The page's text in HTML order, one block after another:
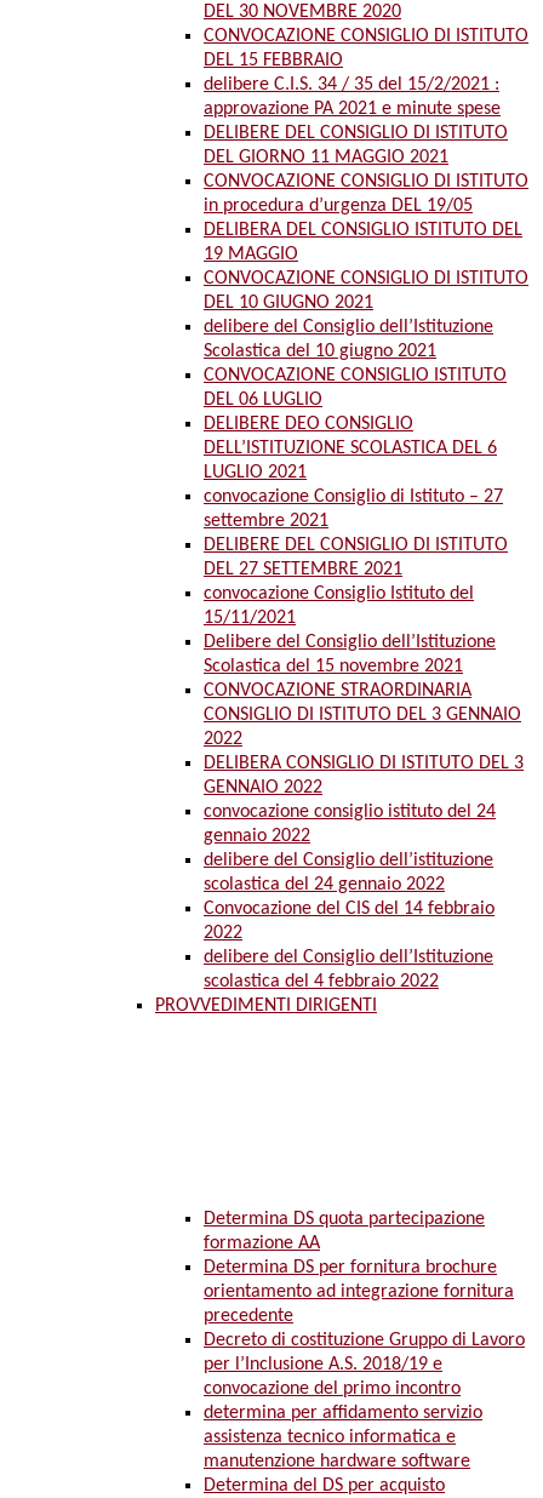
DEL 30 NOVEMBRE 2020
CONVOCAZIONE CONSIGLIO DI ISTITUTO
DEL 15 FEBBRAIO
delibere C.I.S. 34 / 35 del 15/2/2021 :
approvazione PA 2021 e minute spese
DELIBERE DEL CONSIGLIO DI ISTITUTO
DEL GIORNO 11 MAGGIO 2021
CONVOCAZIONE CONSIGLIO DI ISTITUTO
in procedura d’urgenza DEL 19/05
DELIBERA DEL CONSIGLIO ISTITUTO DEL
19 MAGGIO
CONVOCAZIONE CONSIGLIO DI ISTITUTO
DEL 10 GIUGNO 2021
delibere del Consiglio dell’Istituzione
Scolastica del 10 giugno 2021
CONVOCAZIONE CONSIGLIO ISTITUTO
DEL 06 LUGLIO
DELIBERE DEO CONSIGLIO
DELL’ISTITUZIONE SCOLASTICA DEL 6
LUGLIO 2021
convocazione Consiglio di Istituto – 27
settembre 2021
DELIBERE DEL CONSIGLIO DI ISTITUTO
DEL 27 SETTEMBRE 2021
convocazione Consiglio Istituto del
15/11/2021
Delibere del Consiglio dell’Istituzione
Scolastica del 15 novembre 2021
CONVOCAZIONE STRAORDINARIA
CONSIGLIO DI ISTITUTO DEL 3 GENNAIO
2022
DELIBERA CONSIGLIO DI ISTITUTO DEL 3
GENNAIO 2022
convocazione consiglio istituto del 24
gennaio 2022
delibere del Consiglio dell’istituzione
scolastica del 24 gennaio 2022
Convocazione del CIS del 14 febbraio
2022
delibere del Consiglio dell’Istituzione
scolastica del 4 febbraio 2022
PROVVEDIMENTI DIRIGENTI
Determina DS quota partecipazione
formazione AA
Determina DS per fornitura brochure
orientamento ad integrazione fornitura
precedente
Decreto di costituzione Gruppo di Lavoro
per l’Inclusione A.S. 2018/19 e
convocazione del primo incontro
determina per affidamento servizio
assistenza tecnico informatica e
manutenzione hardware software
Determina del DS per acquisto